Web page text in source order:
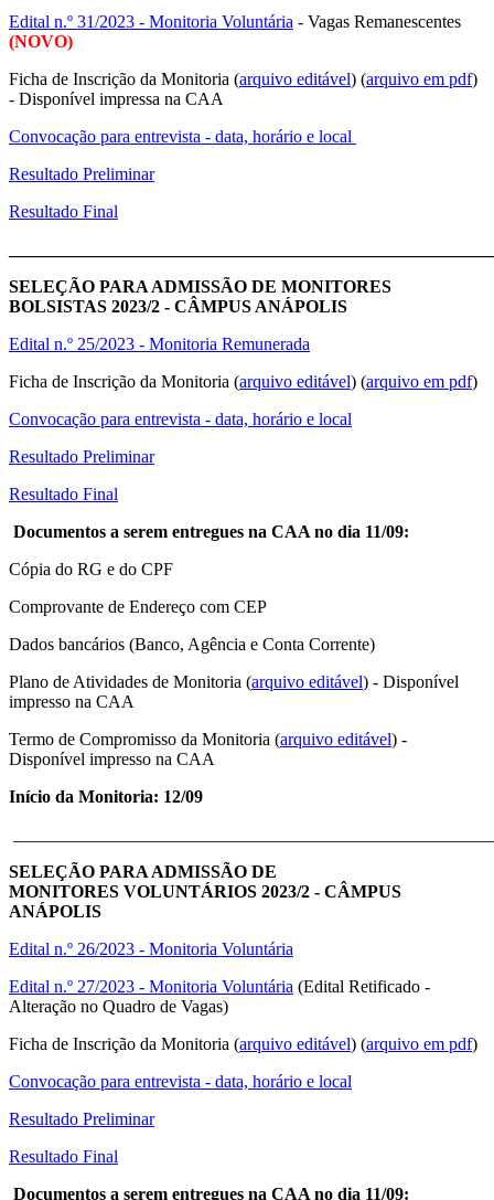
Edital n.º 31/2023 - Monitoria Voluntária - Vagas Remanescentes
(NOVO)
Ficha de Inscrição da Monitoria (arquivo editável) (arquivo em pdf)
- Disponível impressa na CAA
Convocação para entrevista - data, horário e local
Resultado Preliminar
Resultado Final
SELEÇÃO PARA ADMISSÃO DE MONITORES
BOLSISTAS 2023/2 - CÂMPUS ANÁPOLIS
Edital n.º 25/2023 - Monitoria Remunerada
Ficha de Inscrição da Monitoria (arquivo editável) (arquivo em pdf)
Convocação para entrevista - data, horário e local
Resultado Preliminar
Resultado Final
Documentos a serem entregues na CAA no dia 11/09:
Cópia do RG e do CPF
Comprovante de Endereço com CEP
Dados bancários (Banco, Agência e Conta Corrente)
Plano de Atividades de Monitoria (arquivo editável) - Disponível
impresso na CAA
Termo de Compromisso da Monitoria (arquivo editável) -
Disponível impresso na CAA
Início da Monitoria: 12/09
SELEÇÃO PARA ADMISSÃO DE
MONITORES VOLUNTÁRIOS 2023/2 - CÂMPUS
ANÁPOLIS
Edital n.º 26/2023 - Monitoria Voluntária
Edital n.º 27/2023 - Monitoria Voluntária (Edital Retificado -
Alteração no Quadro de Vagas)
Ficha de Inscrição da Monitoria (arquivo editável) (arquivo em pdf)
Convocação para entrevista - data, horário e local
Resultado Preliminar
Resultado Final
Documentos a serem entregues na CAA no dia 11/09: